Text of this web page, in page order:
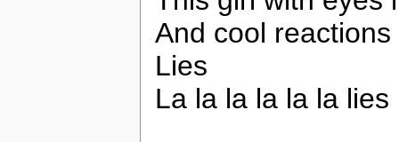
And cool
Lies
La la la la la la lies